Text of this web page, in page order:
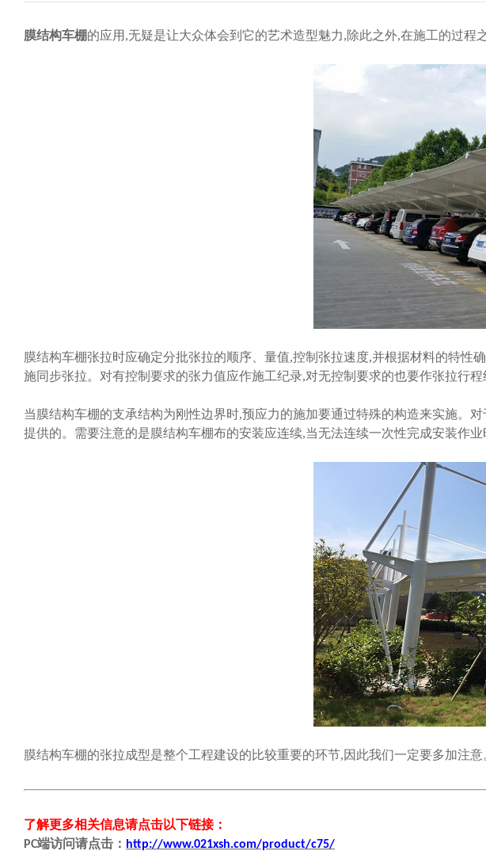
膜结构车棚的应用,无疑是让大众体会到它的艺术造型魅力,除此之外,在施工的过
膜结构车棚张拉时应确定分批张拉的顺序、量值,控制张拉速度,并根据材料的特
施同步张拉。对有控制要求的张力值应作施工纪录,对无控制要求的也要作张拉行程
当膜结构车棚的支承结构为刚性边界时,预应力的施加要通过特殊的构造来实施。
提供的。需要注意的是膜结构车棚布的安装应连续,当无法连续一次性完成安装作
膜结构车棚的张拉成型是整个工程建设的比较重要的环节,因此我们一定要多加注意
了解更多相关信息请点击以下链接：
PC端访问请点击 ： http://www.021xsh.com/product/c75/